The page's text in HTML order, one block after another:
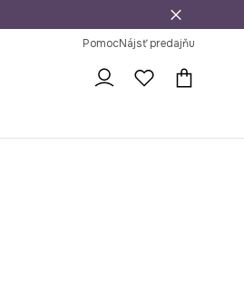
PomocNájsť predajňu